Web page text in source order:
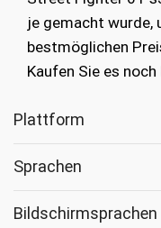
€39.99
je gemacht wurde,
bestmöglichen
Kaufen Sie es noch
Plattform
Sprachen
Bildschirmsprachen